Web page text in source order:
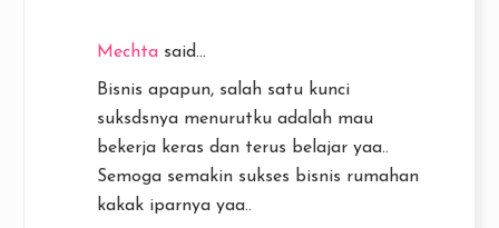
Mechta said...
Bisnis apapun, salah satu kunci
suksdsnya menurutku adalah mau
bekerja keras dan terus belajar yaa..
Semoga semakin sukses bisnis rumahan
kakak iparnya yaa..